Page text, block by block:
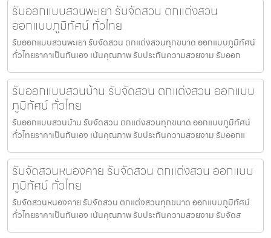
รับออกแบบสวนพะเยา รับจัดสวน ตกแต่งสวน
ออกแบบภูมิทัศน์ ทั่วไทย
รับออกแบบสวนพะเยา รับจัดสวน ตกแต่งสวนทุกขนาด ออกแบบภูมิทัศน์
ทั่วไทยราคาเป็นกันเอง เน้นคุณภาพ รับประกันความสวยงาม รับออก
รับออกแบบสวนบ้าน รับจัดสวน ตกแต่งสวน ออกแบบ
ภูมิทัศน์ ทั่วไทย
รับออกแบบสวนบ้าน รับจัดสวน ตกแต่งสวนทุกขนาด ออกแบบภูมิทัศน์
ทั่วไทยราคาเป็นกันเอง เน้นคุณภาพ รับประกันความสวยงาม รับออกแ
รับจัดสวนหนองคาย รับจัดสวน ตกแต่งสวน ออกแบบ
ภูมิทัศน์ ทั่วไทย
รับจัดสวนหนองคาย รับจัดสวน ตกแต่งสวนทุกขนาด ออกแบบภูมิทัศน์
ทั่วไทยราคาเป็นกันเอง เน้นคุณภาพ รับประกันความสวยงาม รับจัดส